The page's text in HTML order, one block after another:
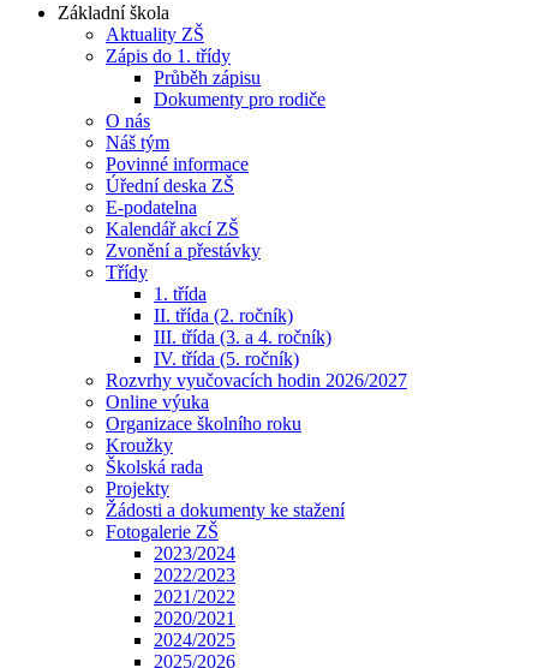
Základní škola
Aktuality ZŠ
Zápis do 1. třídy
Průběh zápisu
Dokumenty pro rodiče
O nás
Náš tým
Povinné informace
Úřední deska ZŠ
E-podatelna
Kalendář akcí ZŠ
Zvonění a přestávky
Třídy
1. třída
II. třída (2. ročník)
III. třída (3. a 4. ročník)
IV. třída (5. ročník)
Rozvrhy vyučovacích hodin 2026/2027
Online výuka
Organizace školního roku
Kroužky
Školská rada
Projekty
Žádosti a dokumenty ke stažení
Fotogalerie ZŠ
2023/2024
2022/2023
2021/2022
2020/2021
2024/2025
2025/2026